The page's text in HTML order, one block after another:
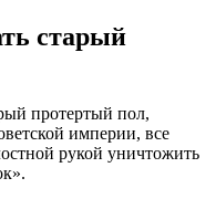
старый
протертый пол,
империи, все
рукой уничтожить